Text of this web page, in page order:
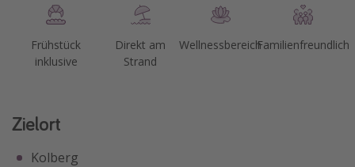
Frühstück
inklusive
Direkt am
Strand
WellnessbereichFamilienfreundlich
Zielort
Kolberg